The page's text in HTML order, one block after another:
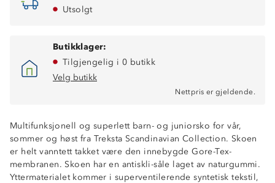
Utsolgt
Butikklager:
Tilgjengelig i 0 butikk
Velg butikk
Nettpris er gjeldende.
Multifunksjonell og superlett barn- og juniorsko for vår,
sommer og høst fra Treksta Scandinavian Collection. Skoen
er helt vanntett takket være den innebygde Gore-Tex-
membranen. Skoen har en antiskli-såle laget av naturgummi.
Yttermaterialet kommer i superventilerende syntetisk tekstil,